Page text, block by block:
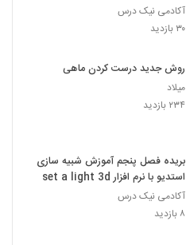
آکادمی نیک درس
۳۰ بازدید
روش جدید درست کردن ماهی
میلاد
۲۳۴ بازدید
بریده فصل پنجم آموزش شبیه سازی
استدیو با نرم افزار set a light 3d
آکادمی نیک درس
۸ بازدید